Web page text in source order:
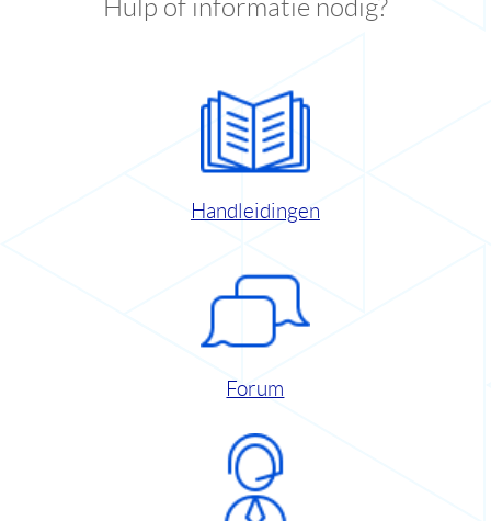
Hulp of informatie nodig?
Handleidingen
Forum